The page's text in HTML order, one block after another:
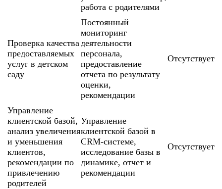
работа с родителями
Проверка качества
предоставляемых
услуг в детском
саду
Постоянный
мониторинг
деятельности
персонала,
предоставление
отчета по результату
оценки,
рекомендации
Отсутствует
Управление
клиентской базой,
анализ увеличения
и уменьшения
клиентов,
рекомендации по
привлечению
родителей
Управление
клиентской базой в
CRM-системе,
исследование базы в
динамике, отчет и
рекомендации
Отсутствует